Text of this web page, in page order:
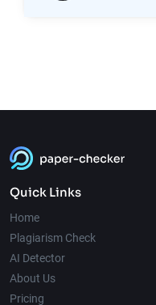
Quick Links
Home
Plagiarism Check
AI Detector
About Us
Pricing